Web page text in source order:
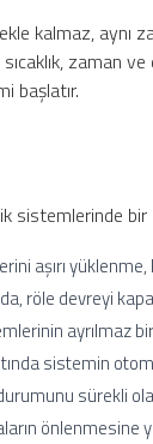
kalmaz, aynı
zaman
başlatır.
sistemlerinde
aşırı
röle devreyi
ayrılmaz
sistemin
sürekli
önlenmesine